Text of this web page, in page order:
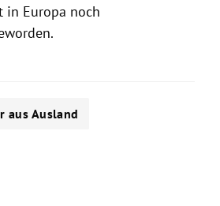
in Europa noch
aus Ausland